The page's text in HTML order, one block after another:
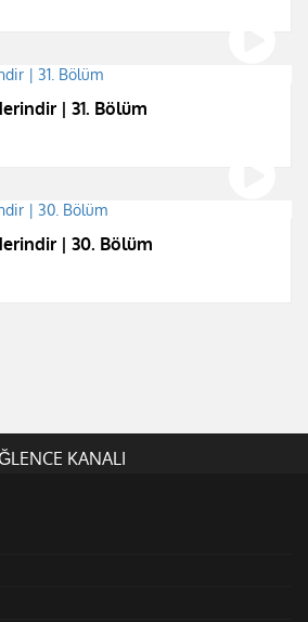
| 31. Bölüm
| 30. Bölüm
KANALI